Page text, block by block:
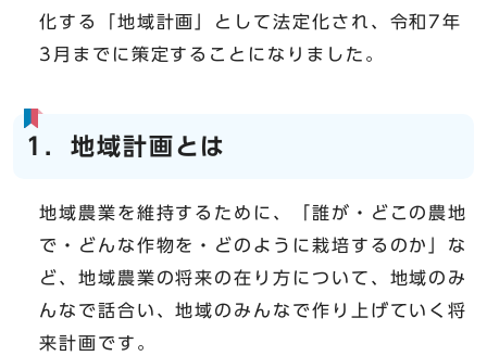
化する「地域計画」として法定化され、令和7年
3月までに策定することになりました。
1．地域計画とは
地域農業を維持するために、「誰が・どこの農地
で・どんな作物を・どのように栽培するのか」な
ど、地域農業の将来の在り方について、地域のみ
んなで話合い、地域のみんなで作り上げていく将
来計画です。